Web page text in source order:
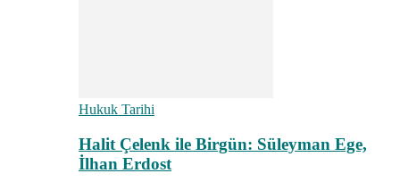
Hukuk Tarihi
Halit Çelenk ile Birgün: Süleyman Ege,
İlhan Erdost